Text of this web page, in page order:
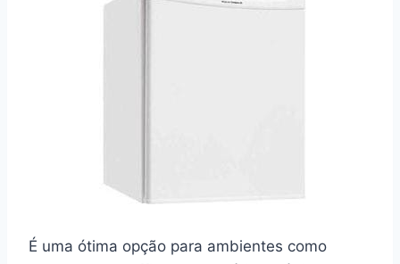
É uma ótima opção para ambientes como